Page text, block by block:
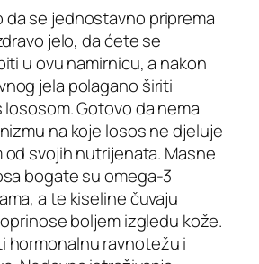
da se jednostavno priprema
jelo, da ćete se
u ovu namirnicu, a nakon
jela polagano širiti
Gotovo da nema
na koje losos ne djeluje
od svojih nutrijenata. Masne
bogate su omega-3
a te kiseline čuvaju
boljem izgledu kože.
hormonalnu ravnotežu i